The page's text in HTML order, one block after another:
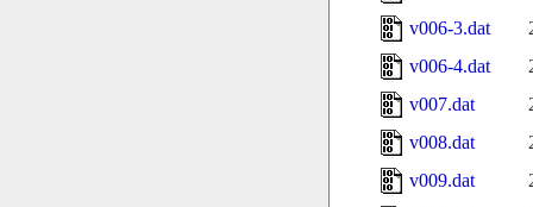
v006-3.dat
v006-4.dat
v007.dat
v008.dat
v009.dat